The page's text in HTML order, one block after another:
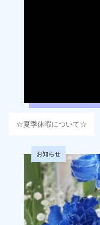
☆夏季休暇について☆
お知らせ